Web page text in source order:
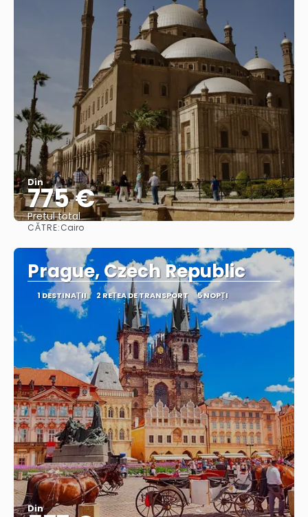
Din
775 €
Pretul total
CĂTRE:Cairo
Prague, Czech Republic
1 DESTINAŢII 2 REȚEA DE TRANSPORT 5 NOPȚI
Din